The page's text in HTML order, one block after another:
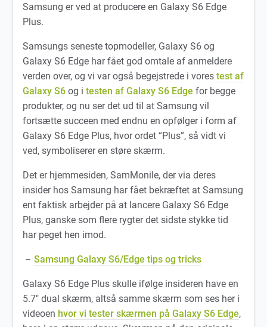
Samsung er ved at producere en Galaxy S6 Edge
Plus.
Samsungs seneste topmodeller, Galaxy S6 og
Galaxy S6 Edge har fået god omtale af anmeldere
verden over, og vi var også begejstrede i vorestest af
Galaxy S6 og itesten af Galaxy S6 Edge for begge
produkter, og nu ser det ud til at Samsung vil
fortsætte succeen med endnu en opfølger i form af
Galaxy S6 Edge Plus, hvor ordet “Plus”, så vidt vi
ved, symboliserer en støre skærm.
Det er hjemmesiden, SamMonile, der via deres
insider hos Samsung har fået bekræftet at Samsung
ent faktisk arbejder på at lancere Galaxy S6 Edge
Plus, ganske som flere rygter det sidste stykke tid
har peget hen imod.
–Samsung Galaxy S6/Edge tips og tricks
Galaxy S6 Edge Plus skulle ifølge insideren have en
5.7″ dual skærm, altså samme skærm som ses her i
videoen hvor vi tester skærmen på Galaxy S6 Edge,